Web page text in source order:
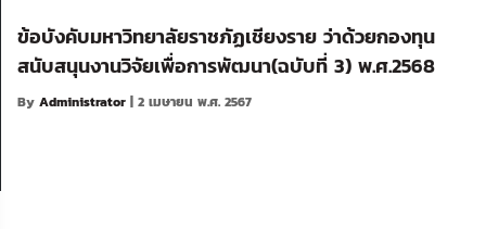
ข้อบังคับมหาวิทยาลัยราชภัฏเชียงราย ว่าด้วยกองทุน
สนับสนุนงานวิจัยเพื่อการพัฒนา(ฉบับที่ 3) พ.ศ.2568
By Administrator | 2 เมษายน พ.ศ. 2567